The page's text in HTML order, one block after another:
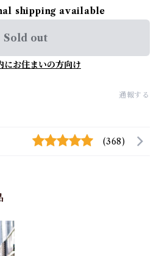
shipping available
Sold out
にお住まいの方向け
通報する
(368)